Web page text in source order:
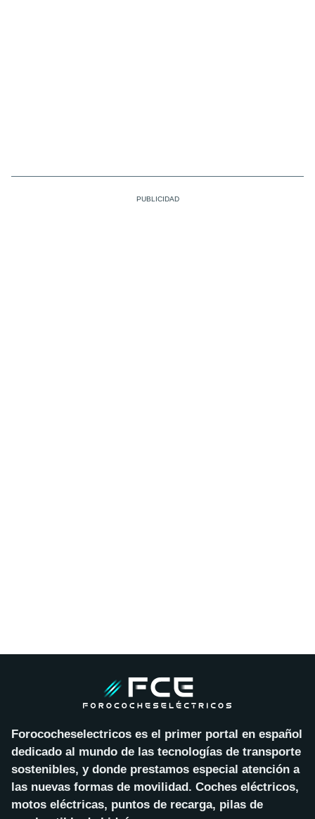
Forococheselectricos es el primer portal en español
dedicado al mundo de las tecnologías de transporte
sostenibles, y donde prestamos especial atención a
las nuevas formas de movilidad. Coches eléctricos,
motos eléctricas, puntos de recarga, pilas de